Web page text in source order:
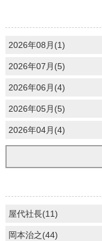
2026年08月(1)
2026年07月(5)
2026年06月(4)
2026年05月(5)
2026年04月(4)
屋代社長(11)
岡本治之(44)